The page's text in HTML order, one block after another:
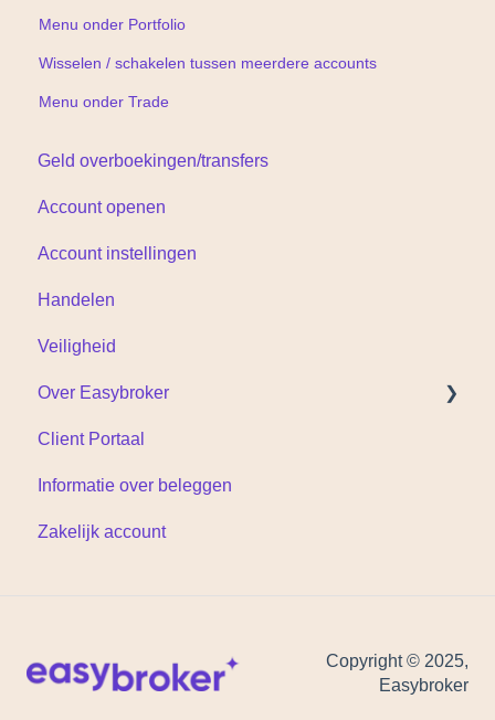
Menu onder Portfolio
Wisselen / schakelen tussen meerdere accounts
Menu onder Trade
Geld overboekingen/transfers
Account openen
Account instellingen
Handelen
Veiligheid
Over Easybroker
Documenten
Client Portaal
Informatie over beleggen
Zakelijk account
Copyright © 2025,
Easybroker